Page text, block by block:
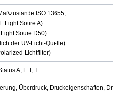
ISO 13655;
Light Soure A)
Light Soure D50)
der UV-Licht-Quelle)
Lichtfilter)
A, E, I, T
Überdruck, Druckeigenschaften,